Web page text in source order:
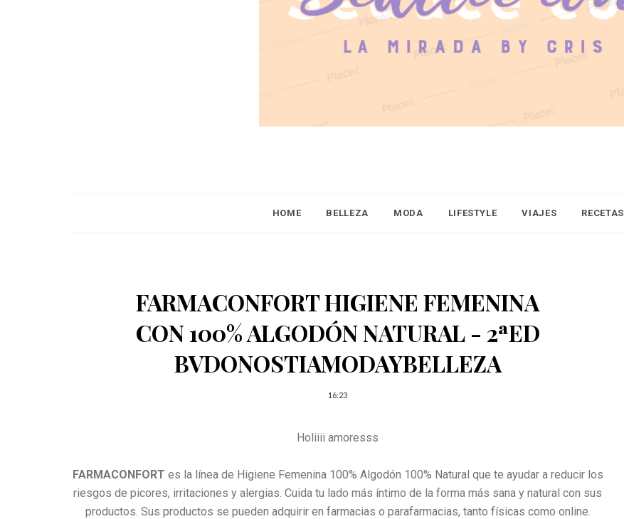
HOME BELLEZA MODA LIFESTYLE VIAJES RECETAS
FARMACONFORT HIGIENE FEMENINA
CON 100% ALGODÓN NATURAL - 2ªED
BVDONOSTIAMODAYBELLEZA
16:23
Holiiii amoresss
FARMACONFORT es la línea de Higiene Femenina 100% Algodón 100% Natural que te ayudar a reducir los
riesgos de picores, irritaciones y alergias. Cuida tu lado más íntimo de la forma más sana y natural con sus
productos. Sus productos se pueden adquirir en farmacias o parafarmacias, tanto físicas como online.